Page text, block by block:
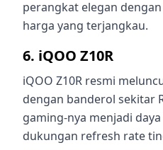
perangkat elegan
harga yang terjangkau.
6. iQOO Z10R
iQOO Z10R resmi
dengan banderol sekitar
gaming-nya menjadi
dukungan refresh rate